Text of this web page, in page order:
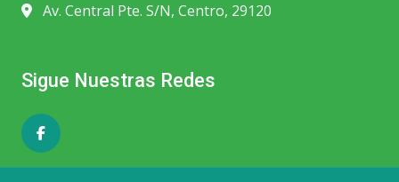
Av. Central Pte. S/N, Centro, 29120
Sigue Nuestras Redes